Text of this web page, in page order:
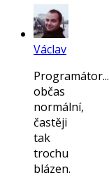
Václav
Programátor...
občas
normální,
častěji
tak
trochu
blázen.